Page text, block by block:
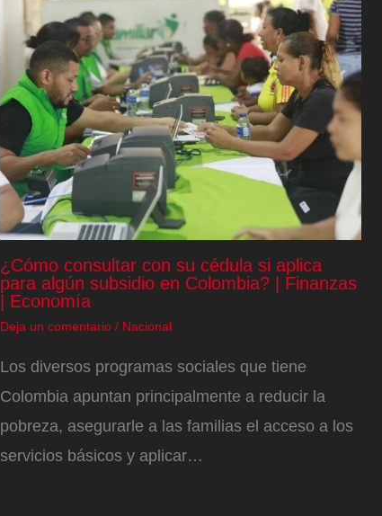
¿Cómo consultar con su cédula si aplica
para algún subsidio en Colombia? | Finanzas
| Economía
Deja un comentario / Nacional
Los diversos programas sociales que tiene
Colombia apuntan principalmente a reducir la
pobreza, asegurarle a las familias el acceso a los
servicios básicos y aplicar…